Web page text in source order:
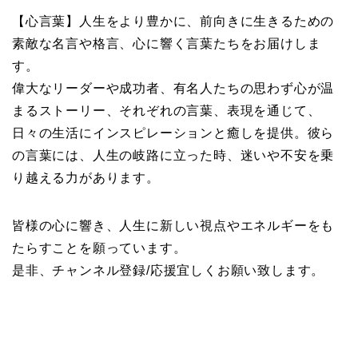
【心言葉】人生をより豊かに、前向きに生きるための
素敵な名言や格言、心に響く言葉たちをお届けしま
す。
偉大なリーダーや成功者、有名人たちの思わず心が温
まるストーリー、それぞれの言葉、表現を通じて、
日々の生活にインスピレーションと癒しを提供。彼ら
の言葉には、人生の岐路に立った時、迷いや不安を乗
り越える力があります。
皆様の心に響き、人生に新しい視点やエネルギーをも
たらすことを願っています。
是非、チャンネル登録/応援宜しくお願い致します。